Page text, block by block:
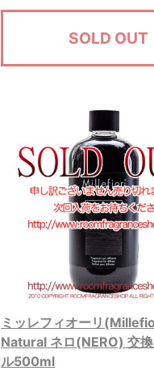
SOLD OUT
ミッレフィオーリ
Natural ネロ(NERO) 交
ル500ml